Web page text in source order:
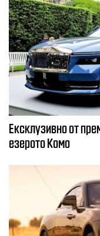
Ексклузивно от
езерото Комо